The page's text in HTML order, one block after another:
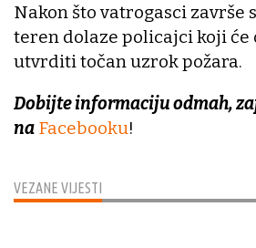
VEZANE VIJESTI
Nakon što vatrogasci završe
teren dolaze policajci koji će
utvrditi točan uzrok požara.
Dobijte informaciju odmah,
na Facebooku!